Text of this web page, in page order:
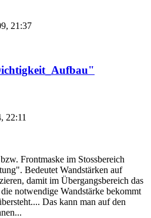
21:37
22:11
Frontmaske im Stossbereich
Bedeutet Wandstärken auf
damit im Übergangsbereich das
notwendige Wandstärke bekommt
Das kann man auf den